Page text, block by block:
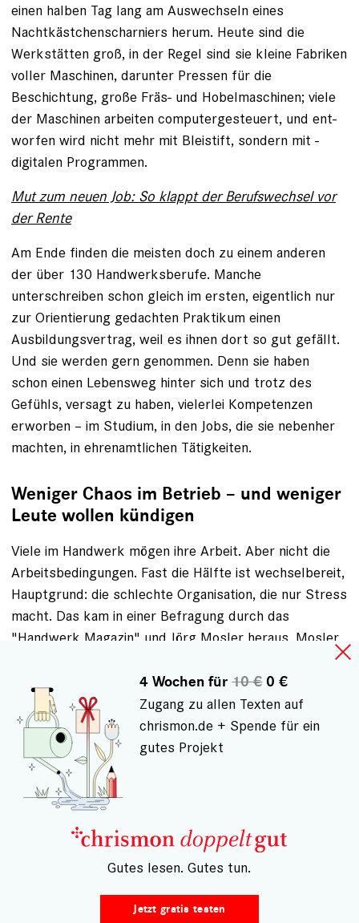
einen halben Tag lang am Auswechseln eines
Nachtkästchenscharniers ­herum. ­Heute sind die
Werkstätten groß, in der Regel sind sie ­kleine Fabriken
voller Maschinen, darunter Pressen für die
Beschichtung, große Fräs- und Hobelmaschinen; viele
der Maschinen arbeiten computergesteuert, und ­ent­
worfen wird nicht mehr mit Bleistift, sondern mit ­
digitalen ­Programmen.
Mut zum neuen Job: So klappt der Berufswechsel vor
der Rente
Am Ende finden die meisten doch zu einem anderen
der über 130 Handwerksberufe. Manche
unterschreiben schon gleich im ersten, eigentlich nur
zur Orientierung gedachten Praktikum einen
Ausbildungsvertrag, weil es ihnen dort so gut gefällt.
Und sie werden gern genommen. Denn sie haben
schon einen Lebensweg hinter sich und trotz des
Gefühls, versagt zu haben, vielerlei Kompetenzen
erworben – im Studium, in den Jobs, die sie nebenher
machten, in ehrenamtlichen Tätigkeiten.
Weniger Chaos im Betrieb – und ­weniger
Leute wollen kündigen
Viele im Handwerk mögen ihre Arbeit. Aber nicht die
Arbeitsbedingungen. Fast die Hälfte ist wechselbereit,
Hauptgrund: die schlechte Organisation, die nur Stress
macht. Das kam in einer Befragung durch das
"Handwerk Magazin" und Jörg Mosler heraus. Mosler
ist Experte dafür, wie man im Handwerk Mitarbeitende
gewinnt und dann auch hält. Am allermeisten, sagt
Mosler, treibe das Chaos im Betrieb die Leute in die
Kündigung, noch vor mangelnder Wertschätzung und
Unzufriedenheit mit der Bezahlung. Wenn sich das
ändern solle, müsse man oben anfangen, beim Chef,
bei der Chefin.
Die sind im Handwerk oft genug auch nicht allzu
glücklich, sondern im "Mädchen-für-alles-
Hamsterrad", wie Florian Volkelt das nennt. Volkelt
besser strukturieren, damit sich "Arbeitsglück"
4 Wochen für10 €0 €
Zugang zu allen Texten auf
chrismon.de + Spende für ein
gutes Projekt
– Gutes lesen. Gutes tun.
Jetzt gratis testen